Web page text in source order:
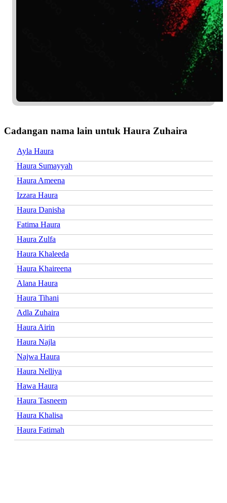
Cadangan nama lain untuk Haura Zuhaira
Ayla Haura
Haura Sumayyah
Haura Ameena
Izzara Haura
Haura Danisha
Fatima Haura
Haura Zulfa
Haura Khaleeda
Haura Khaireena
Alana Haura
Haura Tihani
Adla Zuhaira
Haura Airin
Haura Najla
Najwa Haura
Haura Nelliya
Hawa Haura
Haura Tasneem
Haura Khalisa
Haura Fatimah